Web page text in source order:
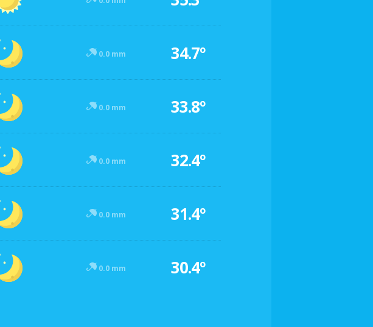
0.0 mm 34.7º
0.0 mm 33.8º
0.0 mm 32.4º
0.0 mm 31.4º
0.0 mm 30.4º